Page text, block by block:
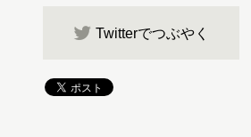
Twitterでつぶやく